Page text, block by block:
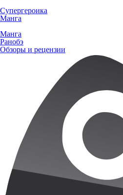
Супергероика
Манга
Манга
Ранобэ
Обзоры и рецензии